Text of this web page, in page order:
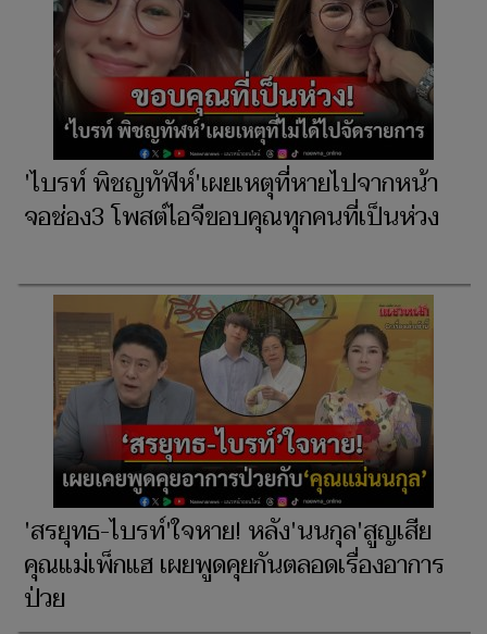
'ไบรท์ พิชญทัฬห์'เผยเหตุที่หายไปจากหน้า
จอช่อง3 โพสต์ไอจีขอบคุณทุกคนที่เป็นห่วง
'สรยุทธ-ไบรท์'ใจหาย! หลัง'นนกุล'สูญเสีย
คุณแม่เพ็กแฮ เผยพูดคุยกันตลอดเรื่องอาการ
ป่วย